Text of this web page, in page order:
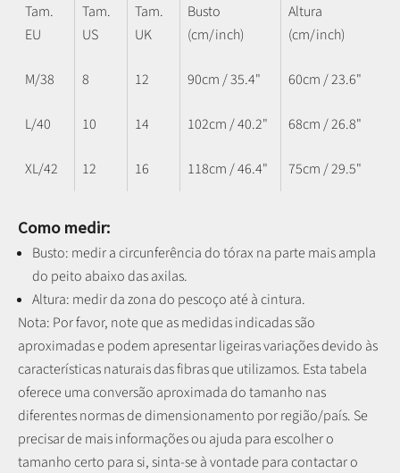
Tam.
EU
Tam.
US
Tam.
UK
Busto
(cm/inch)
Altura
(cm/inch)
M/38 8 12 90cm / 35.4" 60cm / 23.6"
L/40 10 14 102cm / 40.2" 68cm / 26.8"
XL/42 12 16 118cm / 46.4" 75cm / 29.5"
Como medir:
Busto: medir a circunferência do tórax na parte mais ampla
do peito abaixo das axilas.
Altura: medir da zona do pescoço até à cintura.
Nota: Por favor, note que as medidas indicadas são
aproximadas e podem apresentar ligeiras variações devido às
características naturais das fibras que utilizamos. Esta tabela
oferece uma conversão aproximada do tamanho nas
diferentes normas de dimensionamento por região/país. Se
precisar de mais informações ou ajuda para escolher o
tamanho certo para si, sinta-se à vontade para contactar o